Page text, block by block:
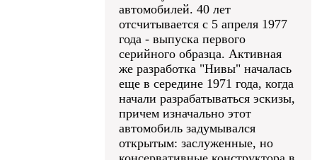
автомобилей. 40 лет
отсчитывается с 5 апреля 1977
года - выпуска первого
серийного образца. Активная
же разработка "Нивы" началась
еще в середине 1971 года, когда
начали разрабатываться эскизы,
причем изначально этот
автомобиль задумывался
открытым: заслуженные, но